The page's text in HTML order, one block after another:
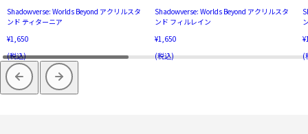
Shadowverse: Worlds Beyond アクリルスタ
ンド ティターニア
¥1,650
(税込)
Shadowverse: Worlds Beyond アクリルスタ
ンド フィルレイン
¥1,650
(税込)
(